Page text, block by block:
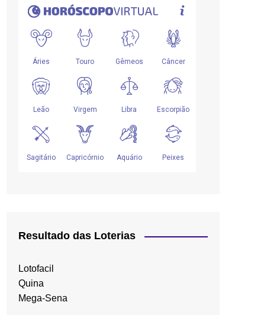
Resultado das Loterias
Lotofacil
Quina
Mega-Sena